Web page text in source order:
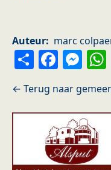
Auteur marc
Share